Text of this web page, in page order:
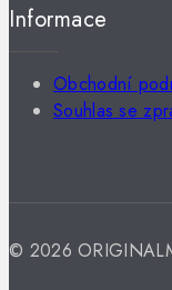
Informace
Obchodní
Souhlas se
© 2026